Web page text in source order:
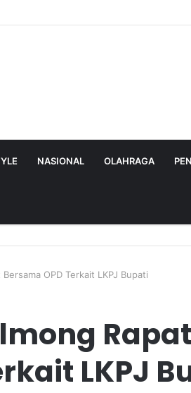
NASIONAL OLAHRAGA
OPD Terkait LKPJ Bupati
Rapat
LKPJ